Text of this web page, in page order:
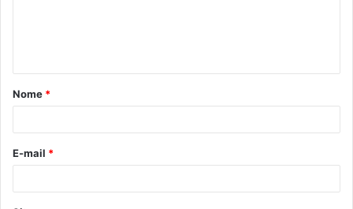
á
r
*
Nome *
E-mail *